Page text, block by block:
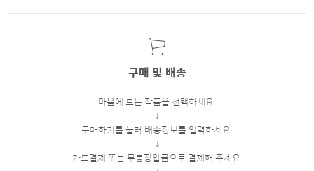
구매 및 배송
마음에 드는 작품을 선택하세요.
구매하기를 눌러 배송정보를 입력하세요.
카드결제 또는 무통장입금으로 결제해 주세요.